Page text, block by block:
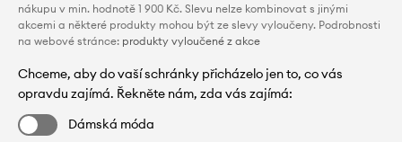
nákupu v min. hodnotě 1 900 Kč. Slevu nelze kombinovat s jinými
akcemi a některé produkty mohou být ze slevy vyloučeny. Podrobnosti
na webové stránce: produkty vyloučené z akce
Chceme, aby do vaší schránky přicházelo jen to, co vás
opravdu zajímá. Řekněte nám, zda vás zajímá:
Dámská móda